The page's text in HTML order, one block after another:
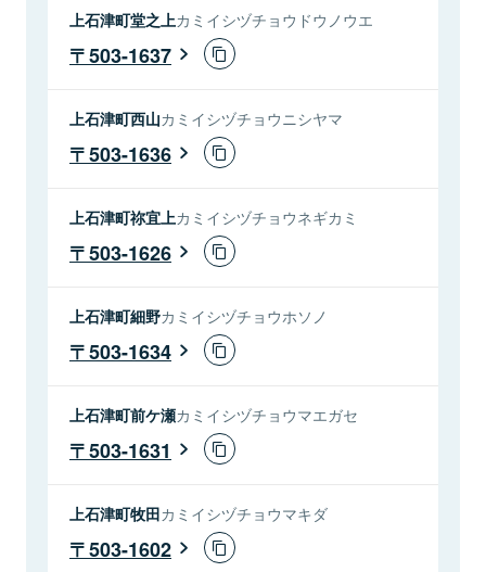
上石津町堂之上カミイシヅチョウドウノウエ
503-1637
上石津町西山カミイシヅチョウニシヤマ
503-1636
上石津町祢宜上カミイシヅチョウネギカミ
503-1626
上石津町細野カミイシヅチョウホソノ
503-1634
上石津町前ケ瀬カミイシヅチョウマエガセ
503-1631
上石津町牧田カミイシヅチョウマキダ
503-1602